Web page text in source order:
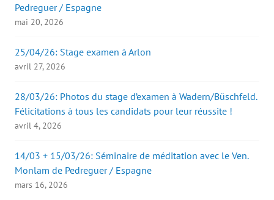
Pedreguer / Espagne
mai 20, 2026
25/04/26: Stage examen à Arlon
avril 27, 2026
28/03/26: Photos du stage d’examen à Wadern/Büschfeld.
Félicitations à tous les candidats pour leur réussite !
avril 4, 2026
14/03 + 15/03/26: Séminaire de méditation avec le Ven.
Monlam de Pedreguer / Espagne
mars 16, 2026